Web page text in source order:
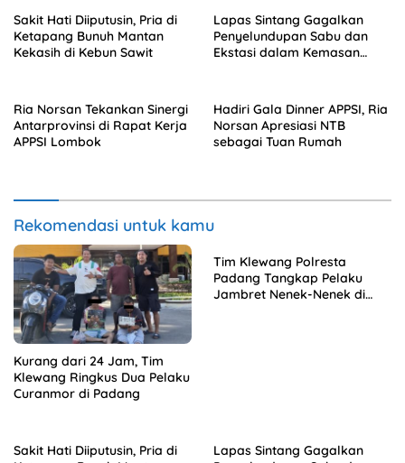
Sakit Hati Diiputusin, Pria di
Ketapang Bunuh Mantan
Kekasih di Kebun Sawit
Lapas Sintang Gagalkan
Penyelundupan Sabu dan
Ekstasi dalam Kemasan
Ria Norsan Tekankan Sinergi
Antarprovinsi di Rapat Kerja
APPSI Lombok
Hadiri Gala Dinner APPSI, Ria
Norsan Apresiasi NTB
sebagai Tuan Rumah
Rekomendasi untuk kamu
Kurang dari 24 Jam, Tim
Klewang Ringkus Dua Pelaku
Curanmor di Padang
Tim Klewang Polresta
Padang Tangkap Pelaku
Jambret Nenek-Nenek di
Sakit Hati Diiputusin, Pria di
Lapas Sintang Gagalkan